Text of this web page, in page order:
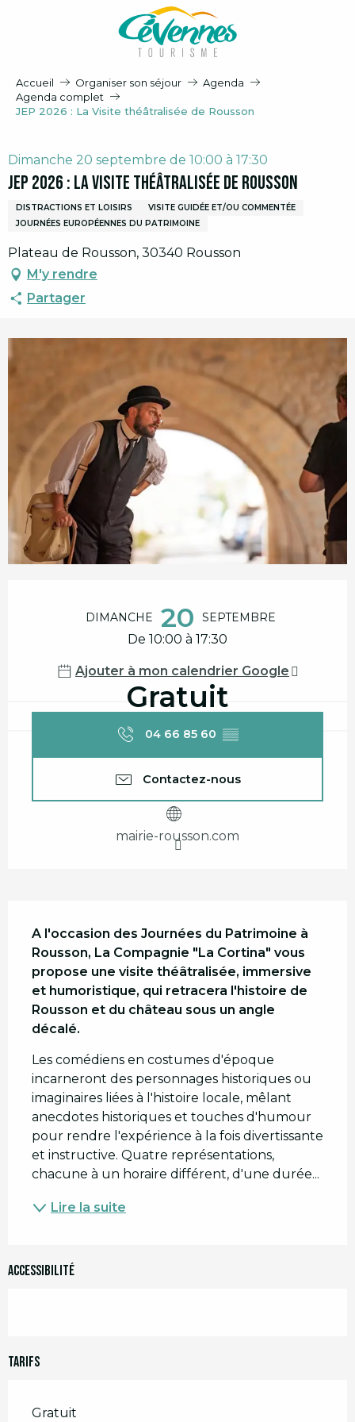
Accueil Organiser son séjour
Agenda
Agenda complet
JEP 2026 : La Visite théâtralisée de Rousson
Dimanche 20 septembre de 10:00 à 17:30
JEP 2026 : La Visite théâtralisée de Rousson
DISTRACTIONS ET LOISIRS
VISITE GUIDÉE ET/OU COMMENTÉE
JOURNÉES EUROPÉENNES DU PATRIMOINE
Plateau de Rousson, 30340 Rousson
M'y rendre
Partager
DIMANCHE 20 SEPTEMBRE
De 10:00 à 17:30
Ajouter à mon calendrier Google
Gratuit
04 66 85 60 ▒▒
Contactez-nous
mairie-rousson.com
Description
A l'occasion des Journées du Patrimoine à
Rousson, La Compagnie "La Cortina" vous
propose une visite théâtralisée, immersive
et humoristique, qui retracera l'histoire de
Rousson et du château sous un angle
décalé.
Les comédiens en costumes d'époque
incarneront des personnages historiques ou
imaginaires liées à l'histoire locale, mêlant
anecdotes historiques et touches d'humour
pour rendre l'expérience à la fois divertissante
et instructive. Quatre représentations,
chacune à un horaire différent, d'une durée...
Lire la suite
Accessibilité
Tarifs
Gratuit